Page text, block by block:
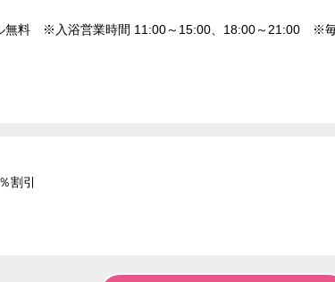
無料 ※入浴営業時間 11:00～15:00、18:00～21:00 ※毎
割引